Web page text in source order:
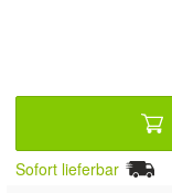
Sofort lieferbar